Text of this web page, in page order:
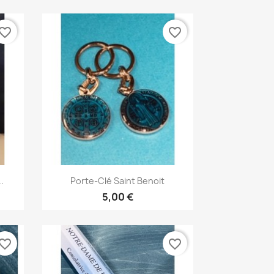
Aperçu rapide
Porte-Clé Saint Benoit
5,00 €
favorite_border
favorite_border